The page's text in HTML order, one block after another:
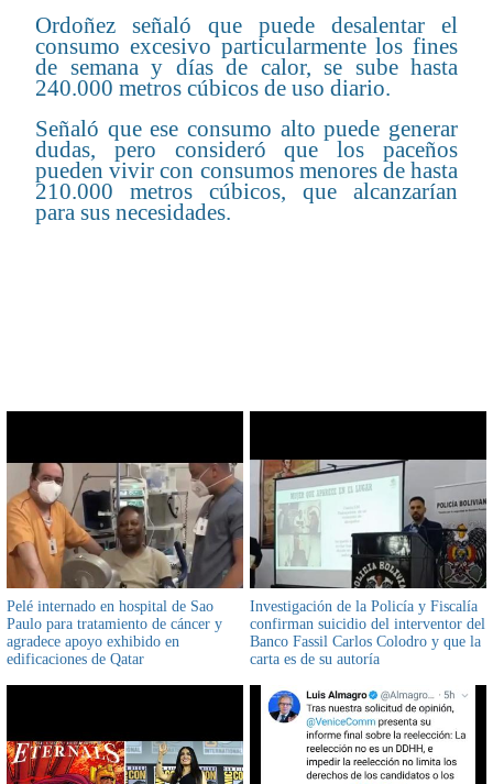
Ordoñez señaló que puede desalentar el
consumo excesivo particularmente los fines
de semana y días de calor, se sube hasta
240.000 metros cúbicos de uso diario.
Señaló que ese consumo alto puede generar
dudas, pero consideró que los paceños
pueden vivir con consumos menores de hasta
210.000 metros cúbicos, que alcanzarían
para sus necesidades.
Pelé internado en hospital de Sao
Paulo para tratamiento de cáncer y
agradece apoyo exhibido en
edificaciones de Qatar
Investigación de la Policía y Fiscalía
confirman suicidio del interventor del
Banco Fassil Carlos Colodro y que la
carta es de su autoría